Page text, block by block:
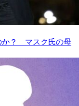
か？ マスク氏の母